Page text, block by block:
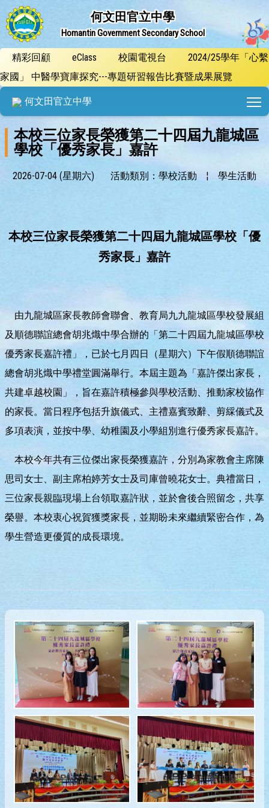
何文田官立中學
Homantin Government Secondary School
精彩回顧 eClass 校園電視台
2024/25學年「心繫
家國」 中醫學寶庫探究---專題研習報告比賽暨成果展覽
何文田官立中學
本校三位家長榮獲第二十四屆九龍城區
學校「優秀家長」嘉許
2026-07-04 (星期六) 活動類別：學校活動 ¦ 學生活動
本校三位家長榮獲第二十四屆九龍城區學校「優
秀家長」嘉許
​ 由九龍城區家長教師會聯會、教育局九九龍城區學校發展組
及順德聯誼總會胡兆熾中學合辦的「第二十四屆九龍城區學校
優秀家長嘉許禮」，已於七月四日（星期六）下午假順德聯誼
總會胡兆熾中學禮堂圓滿舉行。本屆主題為「嘉許傑出家長，
共建卓越校園」，旨在嘉許積極參與學校活動、推動家校協作
的家長。當日程序包括升旗儀式、主禮嘉賓致辭、剪綵儀式及
多項表演，並按中學、幼稚園及小學組別進行優秀家長嘉許。
本校今年共有三位傑出家長榮獲嘉許，分別為家教會主席陳
思司女士、副主席柏婷芳女士及司庫曾曉花女士。典禮當日，
三位家長親臨現場上台領取嘉許狀，並於會後合照留念，共享
榮譽。本校衷心祝賀獲獎家長，並期盼未來繼續緊密合作，為
學生營造更優質的成長環境。